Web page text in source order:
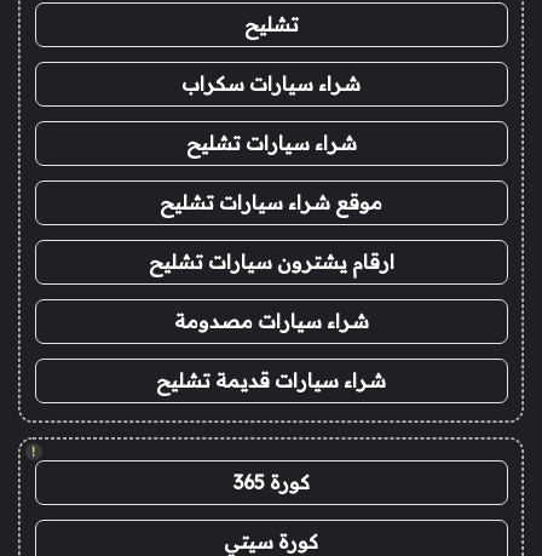
تشليح
شراء سيارات سكراب
شراء سيارات تشليح
موقع شراء سيارات تشليح
ارقام يشترون سيارات تشليح
شراء سيارات مصدومة
شراء سيارات قديمة تشليح
!
كورة 365
كورة سيتي